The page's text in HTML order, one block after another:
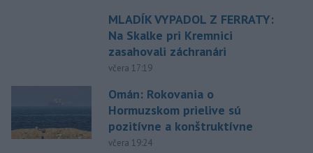
MLADÍK VYPADOL Z FERRATY:
Na Skalke pri Kremnici
zasahovali záchranári
včera 17:19
Omán: Rokovania o
Hormuzskom prielive sú
pozitívne a konštruktívne
včera 19:24